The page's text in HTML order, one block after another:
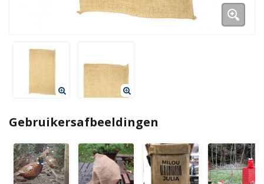
Gebruikersafbeeldingen